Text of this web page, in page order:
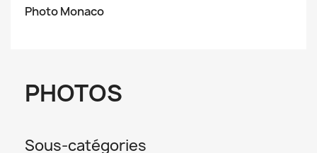
Photo Monaco
PHOTOS
Sous-catégories